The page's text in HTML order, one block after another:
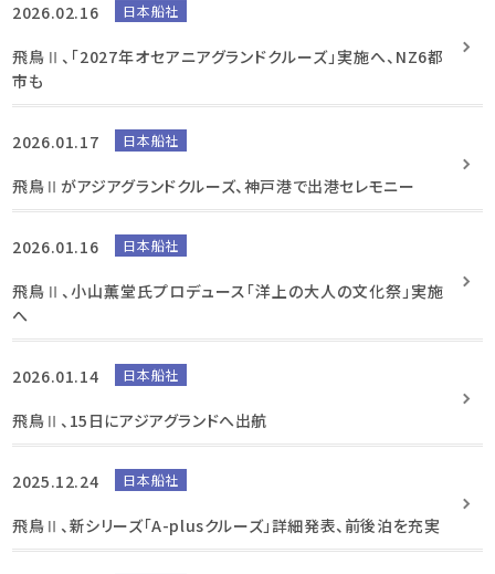
2026.02.16 日本船社
飛鳥Ⅱ、「2027年オセアニアグランドクルーズ」実施へ、NZ6都
市も
2026.01.17 日本船社
飛鳥Ⅱがアジアグランドクルーズ、神戸港で出港セレモニー
2026.01.16 日本船社
飛鳥Ⅱ、小山薫堂氏プロデュース「洋上の大人の文化祭」実施
へ
2026.01.14 日本船社
飛鳥Ⅱ、15日にアジアグランドへ出航
2025.12.24 日本船社
飛鳥Ⅱ、新シリーズ「A-plusクルーズ」詳細発表、前後泊を充実